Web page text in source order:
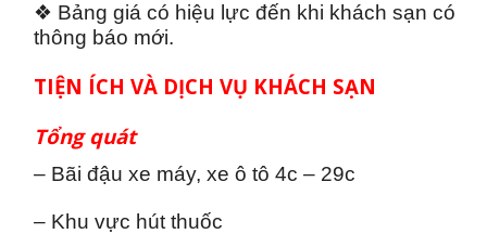
❖ Bảng giá có hiệu lực đến khi khách sạn có
thông báo mới.
TIỆN ÍCH VÀ DỊCH VỤ KHÁCH SẠN
Tổng quát
– Bãi đậu xe máy, xe ô tô 4c – 29c
– Khu vực hút thuốc